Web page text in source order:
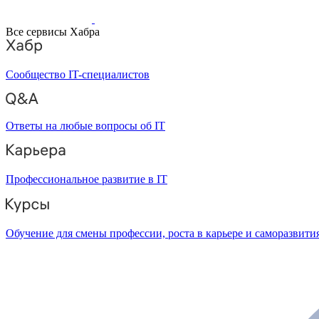
Все сервисы Хабра
Сообщество IT-специалистов
Ответы на любые вопросы об IT
Профессиональное развитие в IT
Обучение для смены профессии, роста в карьере и